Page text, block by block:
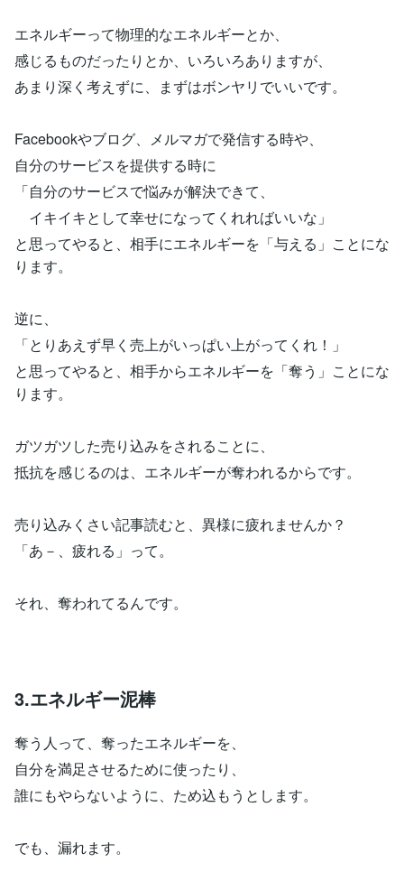
エネルギーって物理的なエネルギーとか、
感じるものだったりとか、いろいろありますが、
あまり深く考えずに、まずはボンヤリでいいです。
Facebookやブログ、メルマガで発信する時や、
自分のサービスを提供する時に
「自分のサービスで悩みが解決できて、
イキイキとして幸せになってくれればいいな」
と思ってやると、相手にエネルギーを「与える」ことにな
ります。
逆に、
「とりあえず早く売上がいっぱい上がってくれ！」
と思ってやると、相手からエネルギーを「奪う」ことにな
ります。
ガツガツした売り込みをされることに、
抵抗を感じるのは、エネルギーが奪われるからです。
売り込みくさい記事読むと、異様に疲れませんか？
「あ－、疲れる」って。
それ、奪われてるんです。
3.エネルギー泥棒
奪う人って、奪ったエネルギーを、
自分を満足させるために使ったり、
誰にもやらないように、ため込もうとします。
でも、漏れます。